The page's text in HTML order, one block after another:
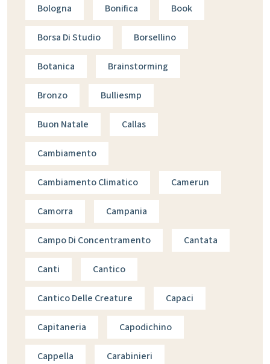
Bologna Bonifica Book
Borsa Di Studio Borsellino
Botanica Brainstorming
Bronzo Bulliesmp
Buon Natale Callas
Cambiamento
Cambiamento Climatico Camerun
Camorra Campania
Campo Di Concentramento Cantata
Canti Cantico
Cantico Delle Creature Capaci
Capitaneria Capodichino
Cappella Carabinieri